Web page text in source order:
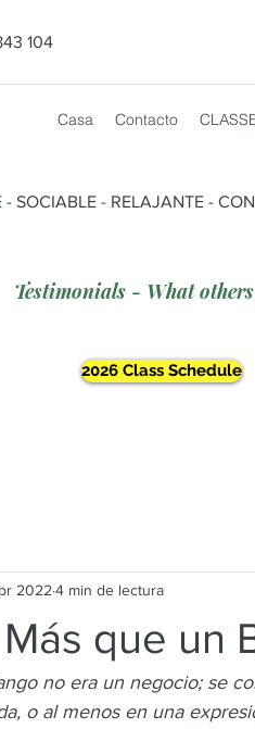
104
Casa Contacto
SOCIABLE - RELAJANTE -
Testimonials - What
2026 Class Schedule
que un
2022 4 min de lectura
no era un negocio; se
o al menos en una